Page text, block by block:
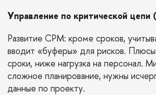
Управление по критической цепи
Развитие CPM: кроме сроков,
вводит «буферы» для рисков.
сроки, ниже нагрузка на персонал.
сложное планирование, нужны
данные по проекту.